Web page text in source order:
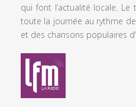
qui font l’actualité locale.
toute la journée au rythme
et des chansons populaires